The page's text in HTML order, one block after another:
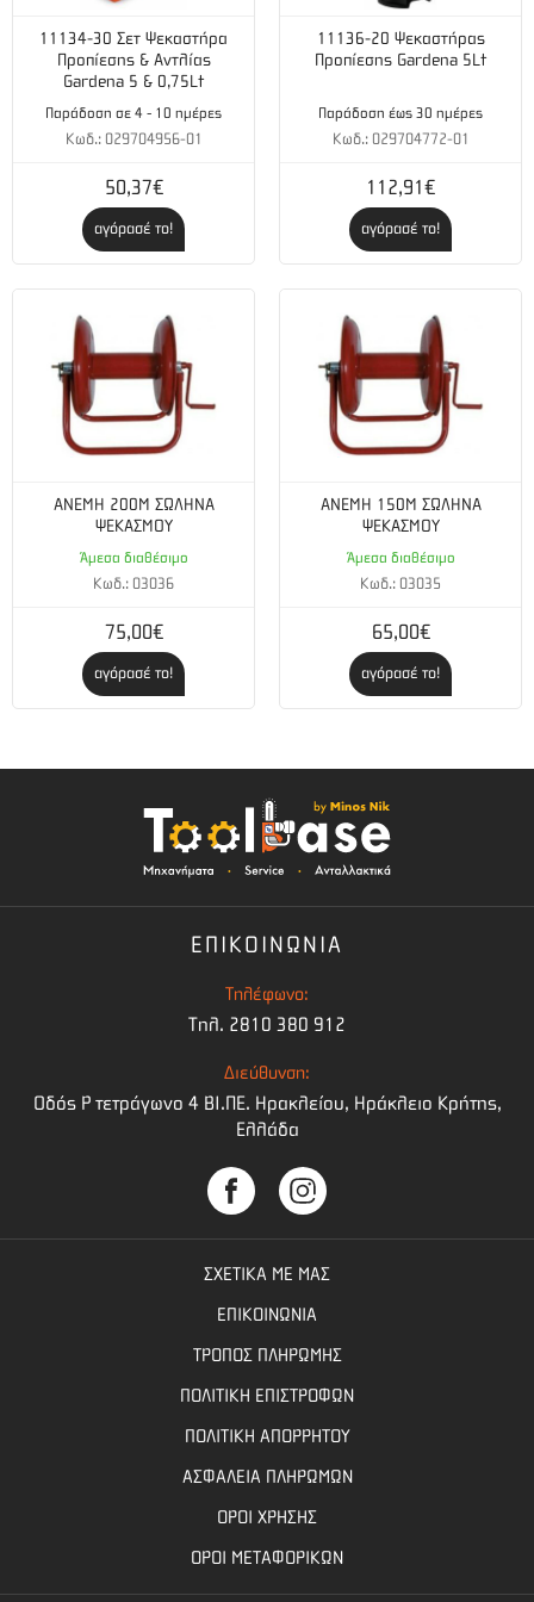
Μέγιστη πίεση: 40 bar
Μέγιστη παροχή: 46 lt/min
Είναι η ιδανική επιλογή για διάφορες εφαρμογές ψεκασμού
σε αγρούς, ελαιόδεντρα, οπωροφόρα δέντρα, θερμοκήπια
11134-30 Σετ Ψεκαστήρα
Προπίεσης & Αντλίας
Gardena 5 & 0,75Lt
Παράδοση σε 4 - 10 ημέρες
Κωδ.: 029704956-01
50,37€
αγόρασέ το!
11136-20 Ψεκαστήρας
Προπίεσης Gardena 5Lt
Παράδοση έως 30 ημέρες
Κωδ.: 029704772-01
112,91€
αγόρασέ το!
ΑΝΕΜΗ 200Μ ΣΩΛΗΝΑ
ΨΕΚΑΣΜΟΥ
Άμεσα διαθέσιμο
Κωδ.: 03036
75,00€
αγόρασέ το!
ΑΝΕΜΗ 150Μ ΣΩΛΗΝΑ
ΨΕΚΑΣΜΟΥ
Άμεσα διαθέσιμο
Κωδ.: 03035
65,00€
αγόρασέ το!
ΕΠΙΚΟΙΝΩΝΙΑ
Τηλέφωνο:
Τηλ. 2810 380 912
Διεύθυνση:
Οδός Ρ τετράγωνο 4 BI.ΠΕ. Ηρακλείου, Ηράκλειο Κρήτης,
Ελλάδα
ΣΧΕΤΙΚΑ ΜΕ ΜΑΣ
ΕΠΙΚΟΙΝΩΝΙΑ
ΤΡΟΠΟΣ ΠΛΗΡΩΜΗΣ
ΠΟΛΙΤΙΚΗ ΕΠΙΣΤΡΟΦΩΝ
ΠΟΛΙΤΙΚΗ ΑΠΟΡΡΗΤΟΥ
ΑΣΦΑΛΕΙΑ ΠΛΗΡΩΜΩΝ
ΟΡΟΙ ΧΡΗΣΗΣ
ΟΡΟΙ ΜΕΤΑΦΟΡΙΚΩΝ